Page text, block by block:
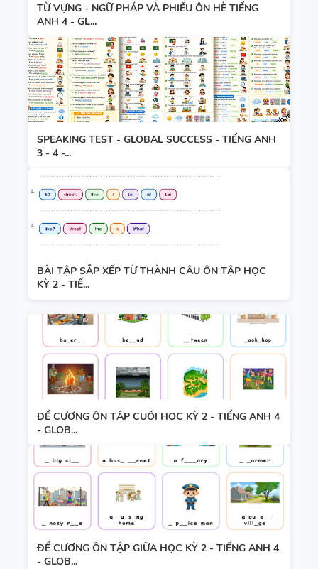
TỪ VỰNG - NGỮ PHÁP VÀ PHIẾU ÔN HÈ TIẾNG
ANH 4 - GL...
SPEAKING TEST - GLOBAL SUCCESS - TIẾNG ANH
3 - 4 -...
BÀI TẬP SẮP XẾP TỪ THÀNH CÂU ÔN TẬP HỌC
KỲ 2 - TIẾ...
ĐỀ CƯƠNG ÔN TẬP CUỐI HỌC KỲ 2 - TIẾNG ANH 4
- GLOB...
ĐỀ CƯƠNG ÔN TẬP GIỮA HỌC KỲ 2 - TIẾNG ANH 4
- GLOB...